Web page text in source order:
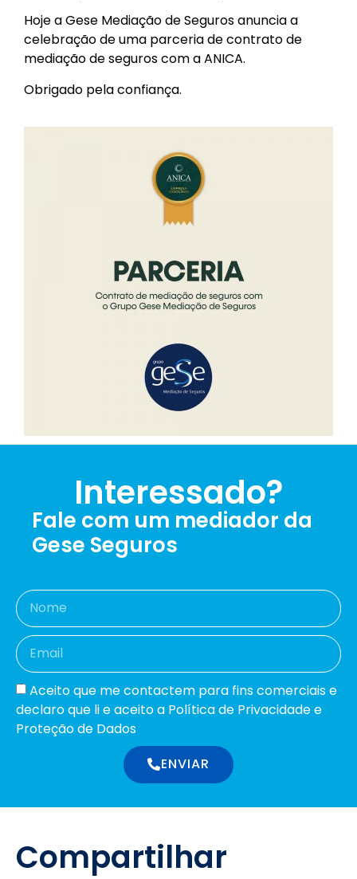
Hoje a Gese Mediação de Seguros anuncia a
celebração de uma parceria de contrato de
mediação de seguros com a ANICA.
Obrigado pela confiança.
Interessado?
Fale com um mediador da
Gese Seguros
Aceito que me contactem para fins comerciais e
declaro que li e aceito a Política de Privacidade e
Proteção de Dados
ENVIAR
Compartilhar